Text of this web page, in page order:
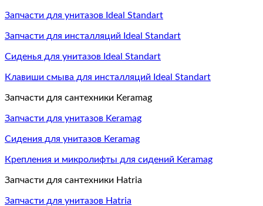
Запчасти для унитазов Ideal Standart
Запчасти для инсталляций Ideal Standart
Сиденья для унитазов Ideal Standart
Клавиши смыва для инсталляций Ideal Standart
Запчасти для сантехники Keramag
Запчасти для унитазов Keramag
Сидения для унитазов Keramag
Крепления и микролифты для сидений Keramag
Запчасти для сантехники Hatria
Запчасти для унитазов Hatria